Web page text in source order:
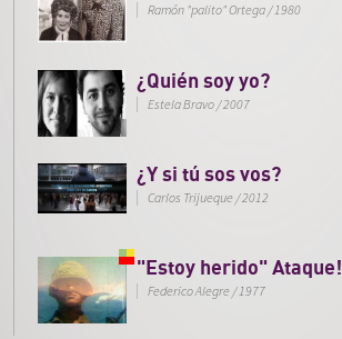
Ramón "palito" Ortega/1980
¿Quién soy yo?
Estela Bravo /2007
¿Y si tú sos vos?
Carlos Trijueque /2012
"Estoy herido" Ataque!
Federico Alegre / 1977